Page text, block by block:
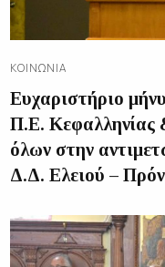
ΚΟΙΝΩΝΊΑ
Ευχαριστήριο
Π.Ε. Κεφαλληνίας
όλων στην
Δ.Δ. Ελειού –